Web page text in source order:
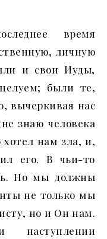
время
личную
и свои Иуды,
были те,
вычеркивая нас
знаю человека
хотел нам зла, и,
его. В чьи-то
Но мы должны
не только мы
но и Он нам.